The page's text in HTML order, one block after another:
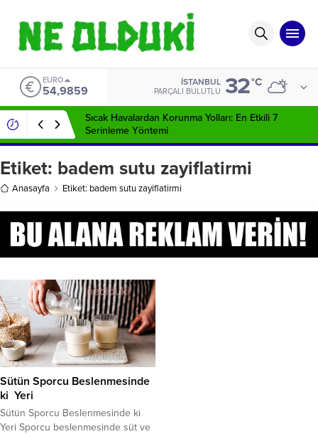
EURO
54,9859
İSTANBUL
PARÇALI BULUTLU 32°C
Sıcak Havalardan Korunma Yolları: En Etkili 7
Serinleme Yöntemi
Etiket: badem sutu zayiflatirmi
Anasayfa Etiket: badem sutu zayiflatirmi
Sütün Sporcu Beslenmesinde
ki Yeri
Sütün Sporcu Beslenmesinde ki
Yeri Sporcu beslenmesinde süt ve